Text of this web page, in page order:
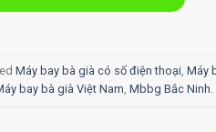
Máy bay bà già có số điện thoại Máy
bay bà già Việt Nam Mbbg Bắc Ninh